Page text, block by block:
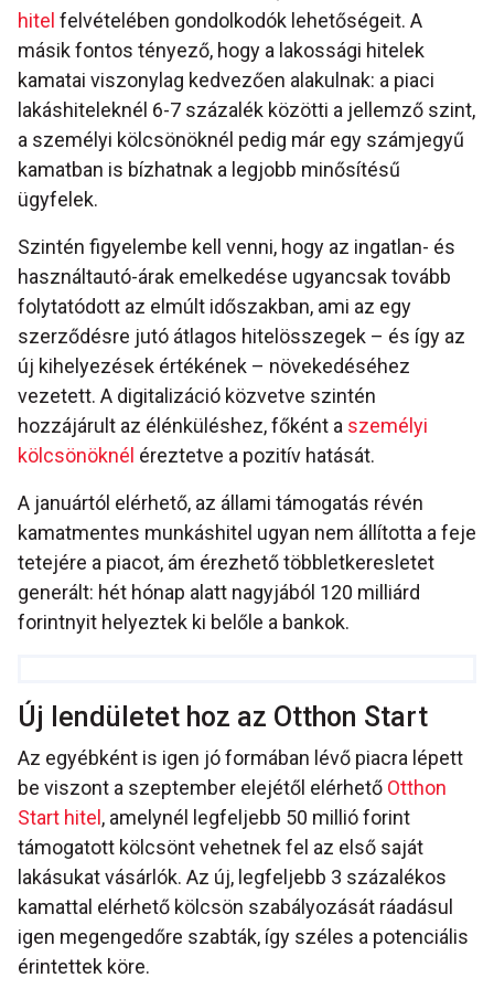
hitel felvételében gondolkodók lehetőségeit. A
másik fontos tényező, hogy a lakossági hitelek
kamatai viszonylag kedvezően alakulnak: a piaci
lakáshiteleknél 6-7 százalék közötti a jellemző szint,
a személyi kölcsönöknél pedig már egy számjegyű
kamatban is bízhatnak a legjobb minősítésű
ügyfelek.
Szintén figyelembe kell venni, hogy az ingatlan- és
használtautó-árak emelkedése ugyancsak tovább
folytatódott az elmúlt időszakban, ami az egy
szerződésre jutó átlagos hitelösszegek – és így az
új kihelyezések értékének – növekedéséhez
vezetett. A digitalizáció közvetve szintén
hozzájárult az élénküléshez, főként a személyi
kölcsönöknél éreztetve a pozitív hatását.
A januártól elérhető, az állami támogatás révén
kamatmentes munkáshitel ugyan nem állította a feje
tetejére a piacot, ám érezhető többletkeresletet
generált: hét hónap alatt nagyjából 120 milliárd
forintnyit helyeztek ki belőle a bankok.
Új lendületet hoz az Otthon Start
Az egyébként is igen jó formában lévő piacra lépett
be viszont a szeptember elejétől elérhető Otthon
Start hitel, amelynél legfeljebb 50 millió forint
támogatott kölcsönt vehetnek fel az első saját
lakásukat vásárlók. Az új, legfeljebb 3 százalékos
kamattal elérhető kölcsön szabályozását ráadásul
igen megengedőre szabták, így széles a potenciális
érintettek köre.